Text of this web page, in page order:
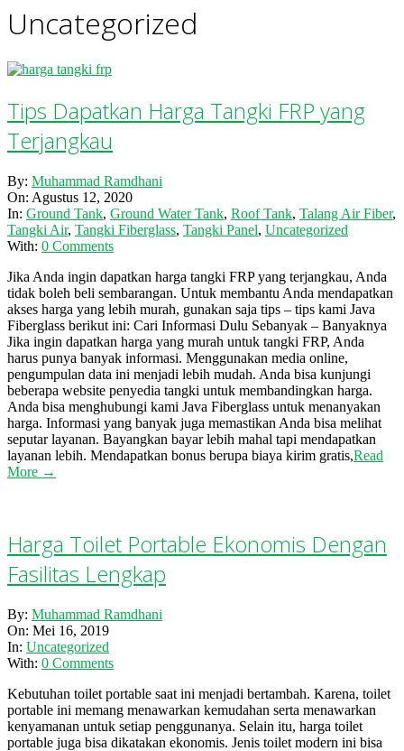
Uncategorized
Tips Dapatkan Harga Tangki FRP yang
Terjangkau
2020-
08-
12
By: Muhammad Ramdhani
On: Agustus 12, 2020
In: Ground Tank, Ground Water Tank, Roof Tank, Talang Air Fiber,
Tangki Air, Tangki Fiberglass, Tangki Panel, Uncategorized
With: 0 Comments
Jika Anda ingin dapatkan harga tangki FRP yang terjangkau, Anda
tidak boleh beli sembarangan. Untuk membantu Anda mendapatkan
akses harga yang lebih murah, gunakan saja tips – tips kami Java
Fiberglass berikut ini: Cari Informasi Dulu Sebanyak – Banyaknya
Jika ingin dapatkan harga yang murah untuk tangki FRP, Anda
harus punya banyak informasi. Menggunakan media online,
pengumpulan data ini menjadi lebih mudah. Anda bisa kunjungi
beberapa website penyedia tangki untuk membandingkan harga.
Anda bisa menghubungi kami Java Fiberglass untuk menanyakan
harga. Informasi yang banyak juga memastikan Anda bisa melihat
seputar layanan. Bayangkan bayar lebih mahal tapi mendapatkan
layanan lebih. Mendapatkan bonus berupa biaya kirim gratis,Read
More →
Harga Toilet Portable Ekonomis Dengan
Fasilitas Lengkap
2019-
05-
16
By: Muhammad Ramdhani
On: Mei 16, 2019
In: Uncategorized
With: 0 Comments
Kebutuhan toilet portable saat ini menjadi bertambah. Karena, toilet
portable ini memang menawarkan kemudahan serta menawarkan
kenyamanan untuk setiap penggunanya. Selain itu, harga toilet
portable juga bisa dikatakan ekonomis. Jenis toilet modern ini bisa